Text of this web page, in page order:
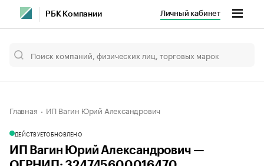
РБК Компании Личный кабинет
Главная ИП Вагин Юрий Александрович
ДЕЙСТВУЕТОБНОВЛЕНО
ИП Вагин Юрий Александрович —